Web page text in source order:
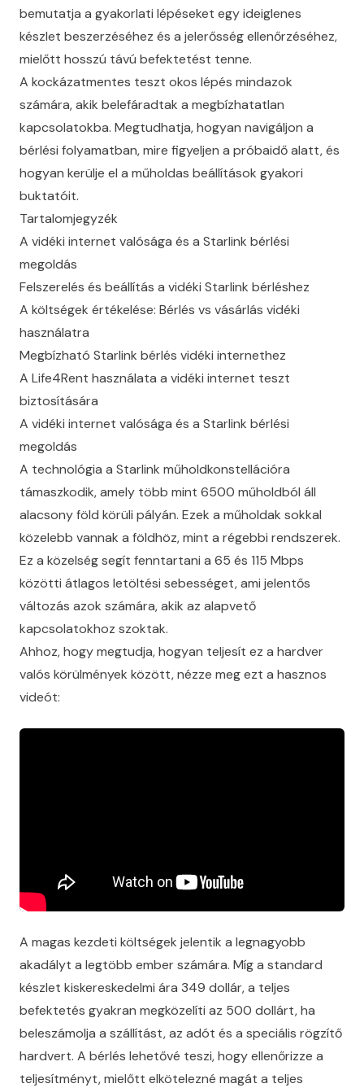
bemutatja a gyakorlati lépéseket egy ideiglenes
készlet beszerzéséhez és a jelerősség ellenőrzéséhez,
mielőtt hosszú távú befektetést tenne.
A kockázatmentes teszt okos lépés mindazok
számára, akik belefáradtak a megbízhatatlan
kapcsolatokba. Megtudhatja, hogyan navigáljon a
bérlési folyamatban, mire figyeljen a próbaidő alatt, és
hogyan kerülje el a műholdas beállítások gyakori
buktatóit.
Tartalomjegyzék
A vidéki internet valósága és a Starlink bérlési
megoldás
Felszerelés és beállítás a vidéki Starlink bérléshez
A költségek értékelése: Bérlés vs vásárlás vidéki
használatra
Megbízható Starlink bérlés vidéki internethez
A Life4Rent használata a vidéki internet teszt
biztosítására
A vidéki internet valósága és a Starlink bérlési
megoldás
A technológia a Starlink műholdkonstellációra
támaszkodik, amely több mint 6500 műholdból áll
alacsony föld körüli pályán. Ezek a műholdak sokkal
közelebb vannak a földhöz, mint a régebbi rendszerek.
Ez a közelség segít fenntartani a 65 és 115 Mbps
közötti átlagos letöltési sebességet, ami jelentős
változás azok számára, akik az alapvető
kapcsolatokhoz szoktak.
Ahhoz, hogy megtudja, hogyan teljesít ez a hardver
valós körülmények között, nézze meg ezt a hasznos
videót:
A magas kezdeti költségek jelentik a legnagyobb
akadályt a legtöbb ember számára. Míg a standard
készlet kiskereskedelmi ára 349 dollár, a teljes
befektetés gyakran megközelíti az 500 dollárt, ha
beleszámolja a szállítást, az adót és a speciális rögzítő
hardvert. A bérlés lehetővé teszi, hogy ellenőrizze a
teljesítményt, mielőtt elkötelezné magát a teljes